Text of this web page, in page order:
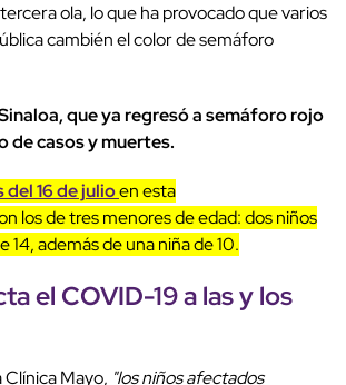
ola, lo que ha provocado que varios
cambién el color de semáforo
que ya regresó a semáforo rojo
de casos y muertes.
del 16 de julioen esta
los de tres menores de edad: dos niños
14, además de una niña de 10.
el COVID-19 a las y los
Clínica Mayo, "los niños afectados